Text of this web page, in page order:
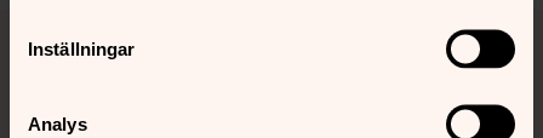
Inställningar
Analys